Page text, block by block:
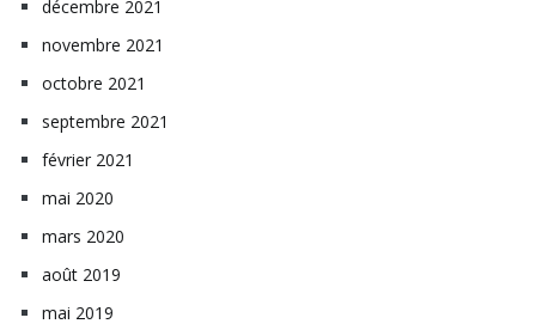
décembre 2021
novembre 2021
octobre 2021
septembre 2021
février 2021
mai 2020
mars 2020
août 2019
mai 2019